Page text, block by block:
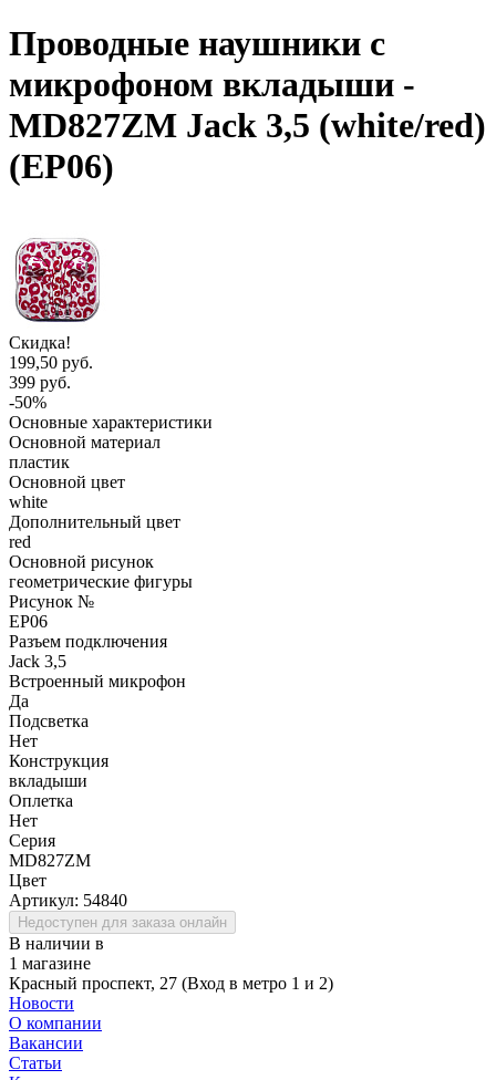
Проводные наушники с
микрофоном вкладыши -
MD827ZM Jack 3,5 (white/red)
(EP06)
Скидка!
199,50 руб.
399 руб.
-50%
Основные характеристики
Основной материал
пластик
Основной цвет
white
Дополнительный цвет
red
Основной рисунок
геометрические фигуры
Рисунок №
EP06
Разъем подключения
Jack 3,5
Встроенный микрофон
Да
Подсветка
Нет
Конструкция
вкладыши
Оплетка
Нет
Серия
MD827ZM
Цвет
Артикул: 54840
Недоступен для заказа онлайн
В наличии в
1 магазине
Красный проспект, 27 (Вход в метро 1 и 2)
Новости
О компании
Вакансии
Статьи